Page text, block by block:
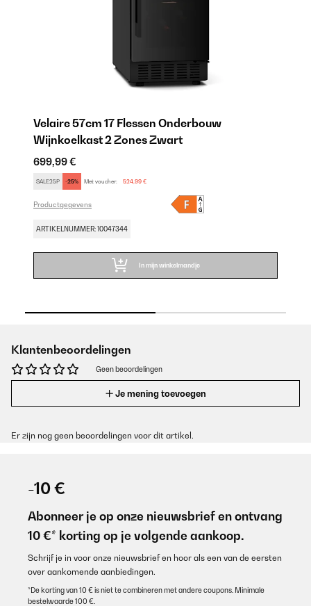
Velaire 57cm 17 Flessen Onderbouw
Wijnkoelkast 2 Zones Zwart
699,99 €
SALE25P -25% Met voucher: 524,99 €
Productgegevens
ARTIKELNUMMER: 10047344
In mijn winkelmandje
Klantenbeoordelingen
Geen beoordelingen
Je mening toevoegen
Er zijn nog geen beoordelingen voor dit artikel.
-10 €
Abonneer je op onze nieuwsbrief en ontvang
10 €* korting op je volgende aankoop.
Schrijf je in voor onze nieuwsbrief en hoor als een van de eersten
over aankomende aanbiedingen.
*De korting van 10 € is niet te combineren met andere coupons. Minimale
bestelwaarde 100 €.